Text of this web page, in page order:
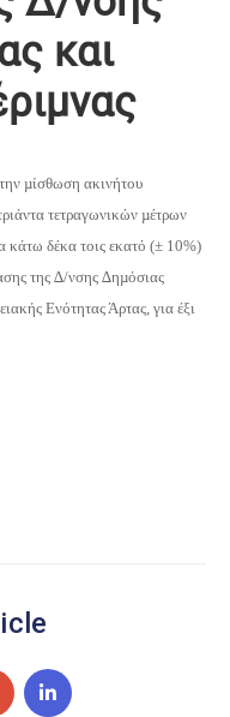
και
µίσθωση ακινήτου
τετραγωνικών µέτρων
κάτω δέκα τοις εκατό (± 10%)
της ∆/νσης ∆ηµόσιας
Ενότητας Άρτας, για έξι